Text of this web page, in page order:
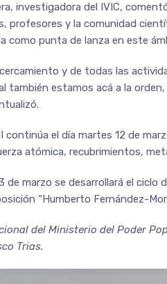
investigadora del IVIC,
profesores y la comunidad
como punta de lanza en este
y de todas las
también estamos acá a la
continúa el día martes 12 de
atómica, recubrimientos,
de marzo se desarrollará el ciclo
“Humberto Fernández-
del Ministerio del Poder
Trias.